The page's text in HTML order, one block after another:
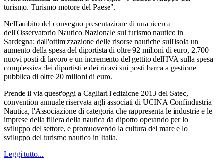
turismo. Turismo motore del Paese".
Nell'ambito del convegno presentazione di una ricerca
dell'Osservatorio Nautico Nazionale sul turismo nautico in
Sardegna: dall'ottimizzazione delle risorse nautiche sull'isola un
aumento della spesa del diportista di oltre 92 milioni di euro, 2.700
nuovi posti di lavoro e un incremento del gettito dell'IVA sulla spesa
complessiva dei diportisti e dei ricavi sui posti barca a gestione
pubblica di oltre 20 milioni di euro.
Prende il via quest'oggi a Cagliari l'edizione 2013 del Satec,
convention annuale riservata agli associati di UCINA Confindustria
Nautica, l'Associazione di categoria che rappresenta le industrie e le
imprese della filiera della nautica da diporto operando per lo
sviluppo del settore, e promuovendo la cultura del mare e lo
sviluppo del turismo nautico in Italia.
Leggi tutto...